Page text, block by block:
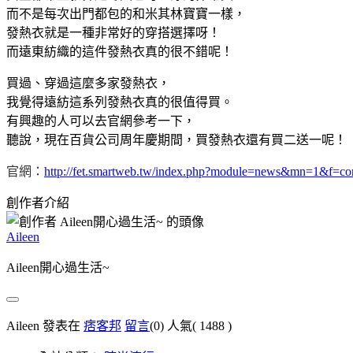
而不是每次出門都包的和米其林寶寶一樣，
發熱衣就是一種非常好的穿搭選擇呀！
而遠東紡織的這件發熱衣真的很不錯呢！
買過、穿過這麼多家發熱衣，
我覺得遠紡這系列發熱衣真的很值得買。
有興趣的人可以去官網參考一下，
聽說，現在百貨公司周年慶期間，買發熱衣還有買二送一呢！
官網： http://fet.smartweb.tw/
創作者介紹
Aileen
Aileen開心過生活~
Aileen 發表在 痞客邦 留言(0) 人氣( 1488 )